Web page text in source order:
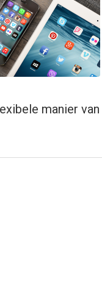
manier van